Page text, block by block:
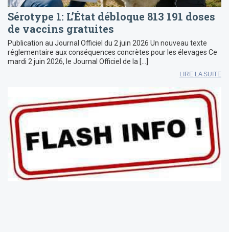
Sérotype 1: L’État débloque 813 191 doses
de vaccins gratuites
Publication au Journal Officiel du 2 juin 2026 Un nouveau texte
réglementaire aux conséquences concrètes pour les élevages Ce
mardi 2 juin 2026, le Journal Officiel de la […]
LIRE LA SUITE